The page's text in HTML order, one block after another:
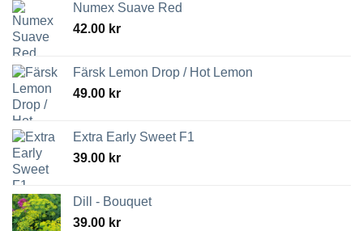
Numex Suave Red
42.00 kr
Färsk Lemon Drop / Hot Lemon
49.00 kr
Extra Early Sweet F1
39.00 kr
Dill - Bouquet
39.00 kr